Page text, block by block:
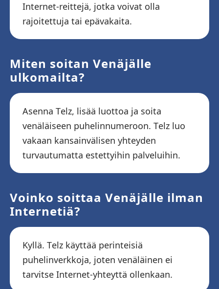
Internet-reittejä, jotka voivat olla
rajoitettuja tai epävakaita.
Miten soitan Venäjälle
ulkomailta?
Asenna Telz, lisää luottoa ja soita
venäläiseen puhelinnumeroon. Telz luo
vakaan kansainvälisen yhteyden
turvautumatta estettyihin palveluihin.
Voinko soittaa Venäjälle ilman
Internetiä?
Kyllä. Telz käyttää perinteisiä
puhelinverkkoja, joten venäläinen ei
tarvitse Internet-yhteyttä ollenkaan.